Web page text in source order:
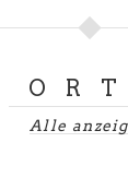
Alle